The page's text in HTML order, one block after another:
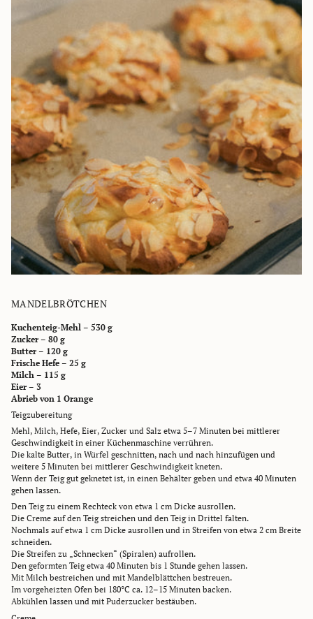
MANDELBRÖTCHEN
Kuchenteig-Mehl – 530 g
Zucker – 80 g
Butter – 120 g
Frische Hefe – 25 g
Milch – 115 g
Eier – 3
Abrieb von 1 Orange
Teigzubereitung
Mehl, Milch, Hefe, Eier, Zucker und Salz etwa 5–7 Minuten bei mittlerer
Geschwindigkeit in einer Küchenmaschine verrühren.
Die kalte Butter, in Würfel geschnitten, nach und nach hinzufügen und
weitere 5 Minuten bei mittlerer Geschwindigkeit kneten.
Wenn der Teig gut geknetet ist, in einen Behälter geben und etwa 40 Minuten
gehen lassen.
Den Teig zu einem Rechteck von etwa 1 cm Dicke ausrollen.
Die Creme auf den Teig streichen und den Teig in Drittel falten.
Nochmals auf etwa 1 cm Dicke ausrollen und in Streifen von etwa 2 cm Breite
schneiden.
Die Streifen zu „Schnecken“ (Spiralen) aufrollen.
Den geformten Teig etwa 40 Minuten bis 1 Stunde gehen lassen.
Mit Milch bestreichen und mit Mandelblättchen bestreuen.
Im vorgeheizten Ofen bei 180°C ca. 12–15 Minuten backen.
Abkühlen lassen und mit Puderzucker bestäuben.